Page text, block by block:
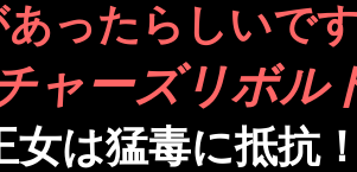
あったらしいで
ャーズリボル
女は猛毒に抵抗